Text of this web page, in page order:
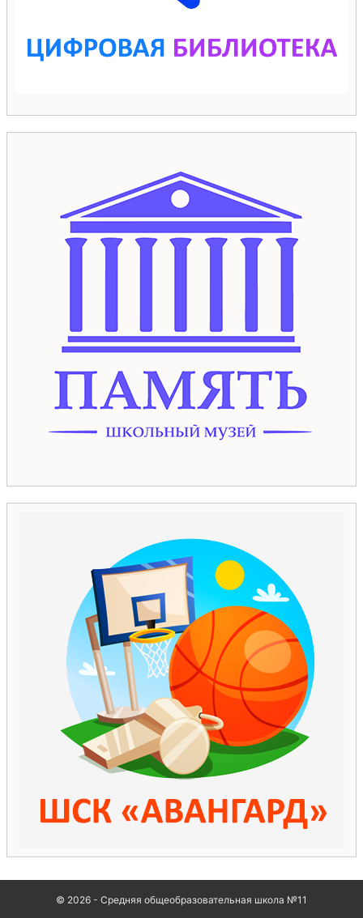
© 2026 - Средняя общеобразовательная школа №11